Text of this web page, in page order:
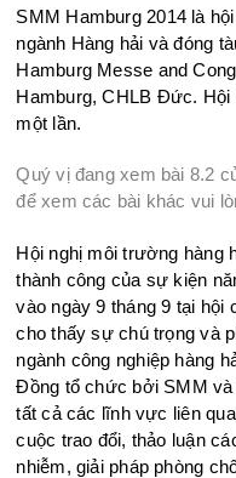
SMM Hamburg 2014 là hội chợ thương mại hàng đầu thế giới
ngành Hàng hải và đóng
Hamburg Messe and
Hamburg, CHLB Đức. Hội
một lần.
Quý vị đang xem bài 8.2
để xem các bài khác vui
Hội nghị môi trường hàng
thành công của sự kiện
vào ngày 9 tháng 9 tại hội
cho thấy sự chú trọng và
ngành công nghiệp hàng
Đồng tổ chức bởi SMM và
tất cả các lĩnh vực liên
cuộc trao đổi, thảo luận
nhiễm, giải pháp phòng